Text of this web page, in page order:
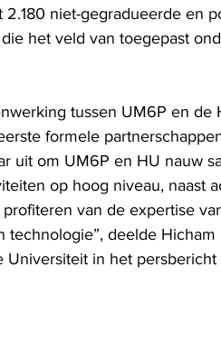
2.180 niet-gegradueerde en
het veld van toegepast
tussen UM6P en de
formele
uit om UM6P en HU nauw
op hoog niveau, naast
van de expertise
deelde Hicham
Universiteit in het persbericht